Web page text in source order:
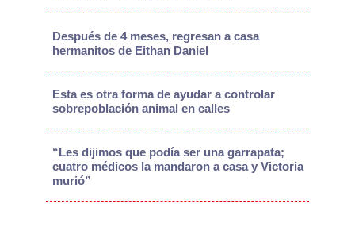
Después de 4 meses, regresan a casa
hermanitos de Eithan Daniel
Esta es otra forma de ayudar a controlar
sobrepoblación animal en calles
“Les dijimos que podía ser una garrapata;
cuatro médicos la mandaron a casa y Victoria
murió”